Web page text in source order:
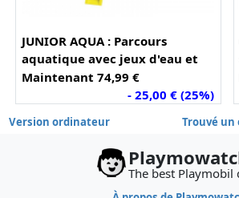
JUNIOR AQUA : Parcours
aquatique avec jeux d'eau et
effets d'app (71654)
Maintenant 74,99 €
- 25,00 € (25%)
Version ordinateur Trouvé un
The best Playmobil